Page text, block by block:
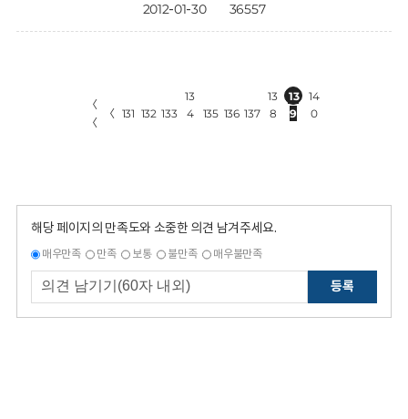
2012-01-30 36557
〈
〈
〈 131 132 133
13
4
135 136 137
13
8
13
9
14
0
해당 페이지의 만족도와 소중한 의견 남겨주세요.
매우만족 만족 보통 불만족 매우불만족
등록